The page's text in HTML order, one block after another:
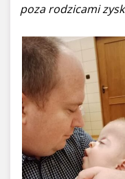
poza rodzicami